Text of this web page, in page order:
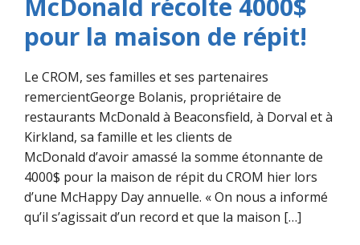
McDonald récolte 4000$
pour la maison de répit!
Le CROM, ses familles et ses partenaires
remercientGeorge Bolanis, propriétaire de
restaurants McDonald à Beaconsfield, à Dorval et à
Kirkland, sa famille et les clients de
McDonald d’avoir amassé la somme étonnante de
4000$ pour la maison de répit du CROM hier lors
d’une McHappy Day annuelle. « On nous a informé
qu’il s’agissait d’un record et que la maison […]